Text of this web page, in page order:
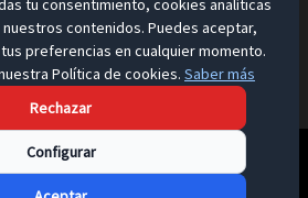
Aviso Legal
tu consentimiento, cookies analíticas
contenidos. Puedes aceptar,
preferencias en cualquier momento.
Política de cookies. Saber más
Rechazar
Configurar